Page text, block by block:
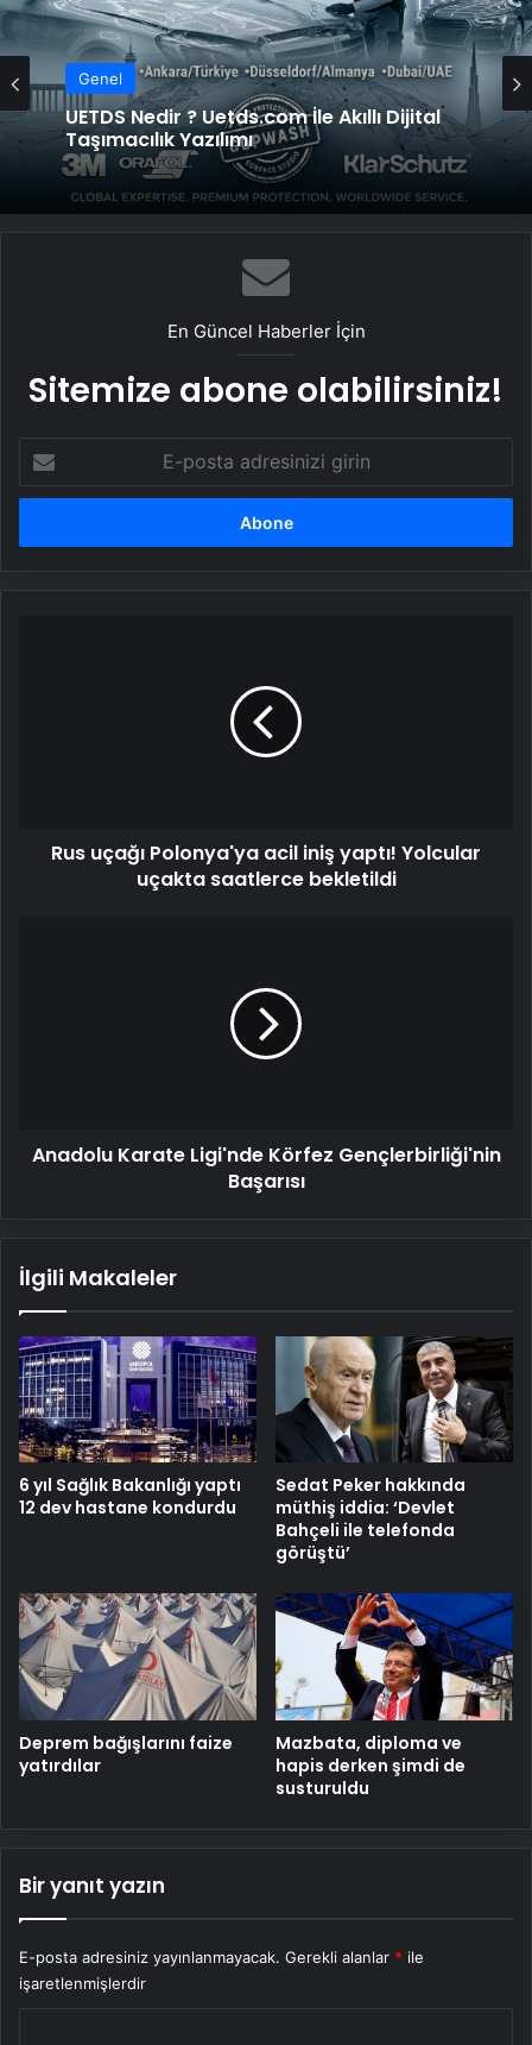
Genel
UETDS Nedir ? Uetds.com İle Akıllı Dijital
Taşımacılık Yazılımı
En Güncel Haberler İçin
Sitemize abone olabilirsiniz!
posta
adresinizi
bekletildi
Rus uçağı Polonya'ya acil iniş yaptı! Yolcular
uçakta saatlerce bekletildi
Anadolu Karate Ligi'nde Körfez Gençlerbirliği'nin
Başarısı
İlgili Makaleler
6 yıl Sağlık Bakanlığı yaptı
12 dev hastane kondurdu
Sedat Peker hakkında
müthiş iddia: ‘Devlet
Bahçeli ile telefonda
görüştü’
Deprem bağışlarını faize
yatırdılar
Mazbata, diploma ve
hapis derken şimdi de
susturuldu
Bir yanıt yazın
E-posta adresiniz yayınlanmayacak. Gerekli alanlar * ile
işaretlenmişlerdir